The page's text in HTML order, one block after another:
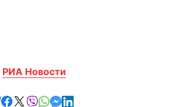
РИА Новости
отправить в Telegram
поделиться в Facebook
поделиться в X
отправить в Viber
отправить в Whatsapp
отправить в Messenger
отправить в LinkedIn